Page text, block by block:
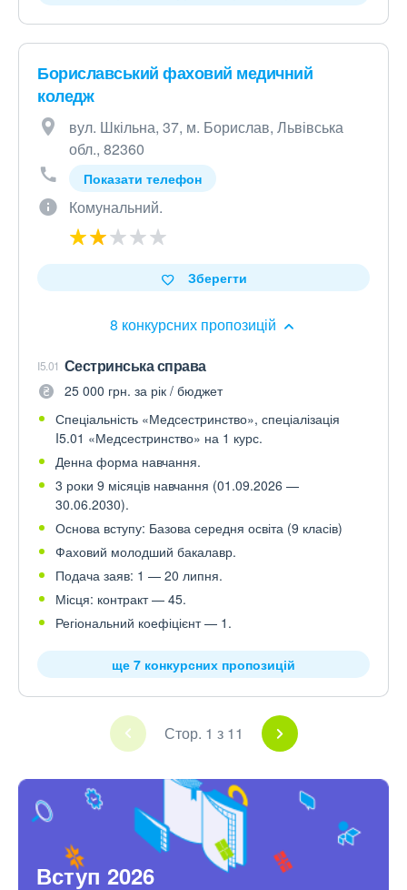
Бориславський фаховий медичний
коледж
вул. Шкільна, 37, м. Борислав, Львівська
обл., 82360
Показати телефон
Комунальний.
8 конкурсних пропозицій
Зберегти
I5.01 Сестринська справа
25 000 грн. за рік / бюджет
Спеціальність «Медсестринство», спеціалізація
I5.01 «Медсестринство» на 1 курс.
Денна форма навчання.
3 роки 9 місяців навчання (01.09.2026 —
30.06.2030).
Основа вступу: Базова середня освіта (9 класів)
Фаховий молодший бакалавр.
Подача заяв: 1 — 20 липня.
Місця: контракт — 45.
Регіональний коефіцієнт — 1.
ще 7 конкурсних пропозицій
Стор. 1 з 11
Вступ 2026